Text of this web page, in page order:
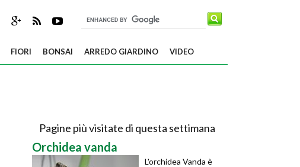
FIORI BONSAI ARREDO GIARDINO VIDEO
Pagine più visitate di questa settimana
Orchidea vanda
L'orchidea Vanda è